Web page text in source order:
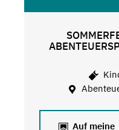
Auf meine